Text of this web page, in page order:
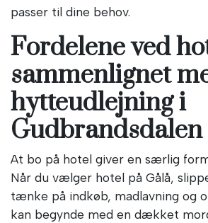
passer til dine behov.
Fordelene ved
sammenlignet
hytteudlejning i
Gudbrandsdalen
At bo på hotel giver en særlig
Når du vælger hotel på Gålå,
tænke på indkøb, madlavning og
kan begynde med en dækket